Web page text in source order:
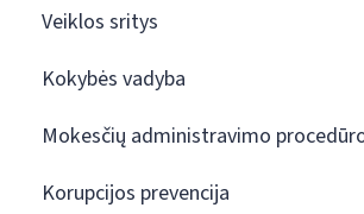
Veiklos sritys
Kokybės vadyba
Mokesčių administravimo
Korupcijos prevencija